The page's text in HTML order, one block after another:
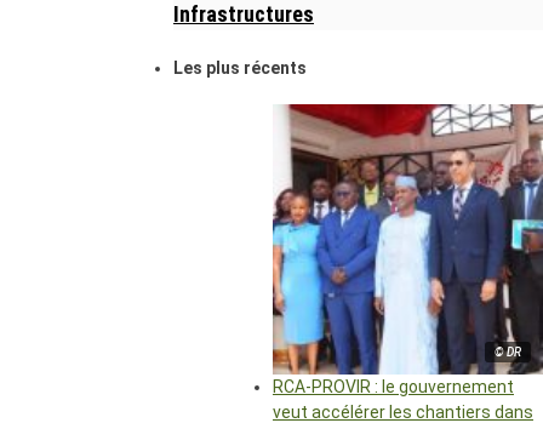
Infrastructures
Les plus récents
© DR
RCA-PROVIR : le gouvernement
veut accélérer les chantiers dans